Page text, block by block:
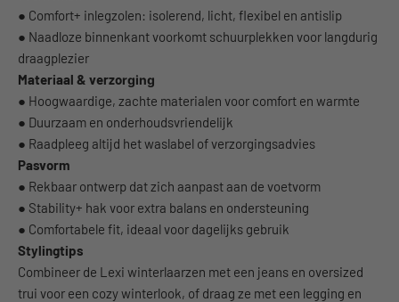
● Comfort+ inlegzolen: isolerend, licht, flexibel en antislip
● Naadloze binnenkant voorkomt schuurplekken voor langdurig
draagplezier
Materiaal & verzorging
● Hoogwaardige, zachte materialen voor comfort en warmte
● Duurzaam en onderhoudsvriendelijk
● Raadpleeg altijd het waslabel of verzorgingsadvies
Pasvorm
● Rekbaar ontwerp dat zich aanpast aan de voetvorm
● Stability+ hak voor extra balans en ondersteuning
● Comfortabele fit, ideaal voor dagelijks gebruik
Stylingtips
Combineer de Lexi winterlaarzen met een jeans en oversized
trui voor een cozy winterlook, of draag ze met een legging en